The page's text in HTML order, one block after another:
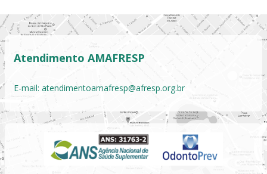
Atendimento AMAFRESP
E-mail: atendimentoamafresp@afresp.org.br